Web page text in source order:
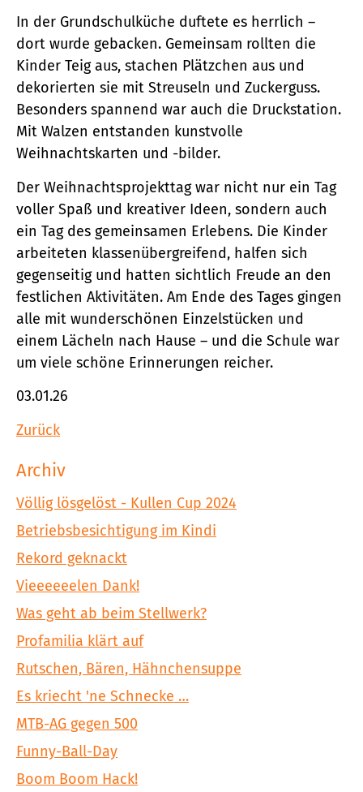
In der Grundschulküche duftete es herrlich –
dort wurde gebacken. Gemeinsam rollten die
Kinder Teig aus, stachen Plätzchen aus und
dekorierten sie mit Streuseln und Zuckerguss.
Besonders spannend war auch die Druckstation.
Mit Walzen entstanden kunstvolle
Weihnachtskarten und -bilder.
Der Weihnachtsprojekttag war nicht nur ein Tag
voller Spaß und kreativer Ideen, sondern auch
ein Tag des gemeinsamen Erlebens. Die Kinder
arbeiteten klassenübergreifend, halfen sich
gegenseitig und hatten sichtlich Freude an den
festlichen Aktivitäten. Am Ende des Tages gingen
alle mit wunderschönen Einzelstücken und
einem Lächeln nach Hause – und die Schule war
um viele schöne Erinnerungen reicher.
03.01.26
Zurück
Archiv
Völlig lösgelöst - Kullen Cup 2024
Betriebsbesichtigung im Kindi
Rekord geknackt
Vieeeeeelen Dank!
Was geht ab beim Stellwerk?
Profamilia klärt auf
Rutschen, Bären, Hähnchensuppe
Es kriecht 'ne Schnecke …
MTB-AG gegen 500
Funny-Ball-Day
Boom Boom Hack!